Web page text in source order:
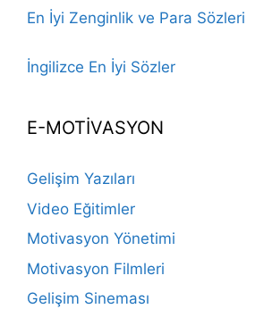
En İyi Zenginlik ve Para Sözleri
İngilizce En İyi Sözler
E-MOTİVASYON
Gelişim Yazıları
Video Eğitimler
Motivasyon Yönetimi
Motivasyon Filmleri
Gelişim Sineması